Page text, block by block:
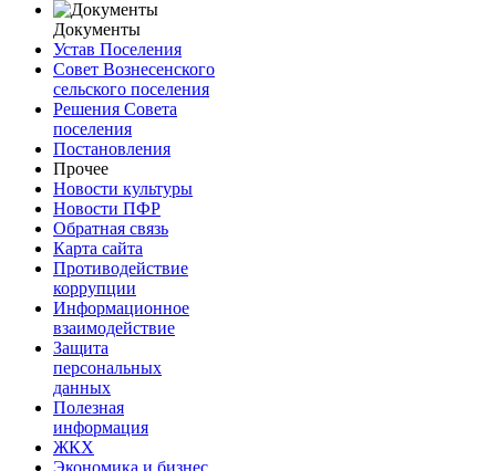
Документы
Устав Поселения
Совет Вознесенского
сельского поселения
Решения Совета
поселения
Постановления
Прочее
Новости культуры
Новости ПФР
Обратная связь
Карта сайта
Противодействие
коррупции
Информационное
взаимодействие
Защита
персональных
данных
Полезная
информация
ЖКХ
Экономика и бизнес